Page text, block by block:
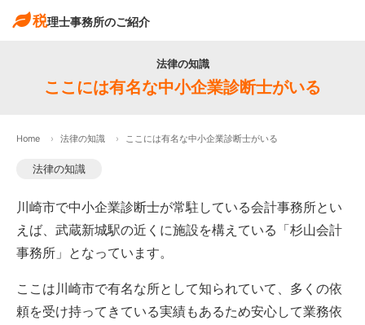
税理士事務所のご紹介
法律の知識
ここには有名な中小企業診断士がいる
Home 法律の知識 ここには有名な中小企業診断士がいる
法律の知識
川崎市で中小企業診断士が常駐している会計事務所とい
えば、武蔵新城駅の近くに施設を構えている「杉山会計
事務所」となっています。
ここは川崎市で有名な所として知られていて、多くの依
頼を受け持ってきている実績もあるため安心して業務依